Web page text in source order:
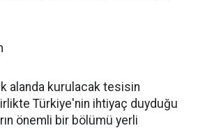
alanda kurulacak tesisin
Türkiye'nin ihtiyaç duyduğu
önemli bir bölümü yerli